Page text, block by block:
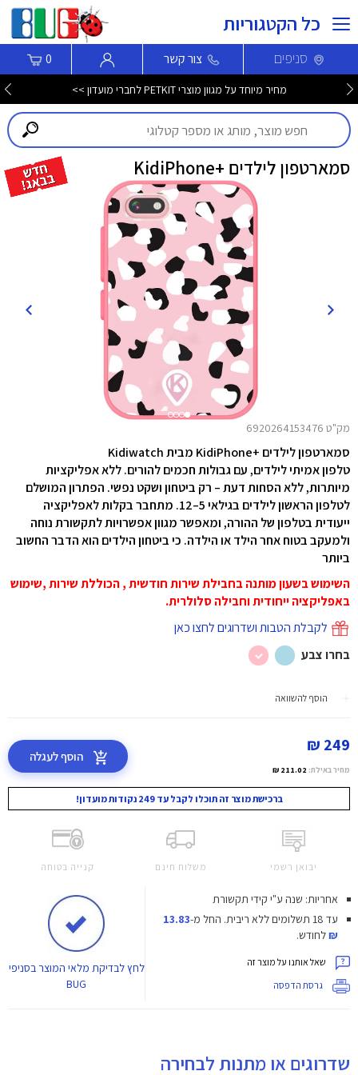
כל הקטגוריות
סניפים צור קשר 0
מחיר מיוחד על מגוון מוצרי PETKIT לחברי מועדון >>
סמארטפון לילדים +KidiPhone
מק"ט 6920264153476
סמארטפון לילדים +KidiPhone מבית Kidiwatch
טלפון אמיתי לילדים, עם גבולות חכמים להורים. ללא אפליקציות
מיותרות, ללא הסחות דעת – רק ביטחון ושקט נפשי. הפתרון המושלם
לטלפון הראשון לילדים בגילאי 5–12. מתחבר בקלות לאפליקציה
ייעודית בטלפון של ההורה, ומאפשר מגוון אפשרויות לתקשורת נוחה
ולמעקב בטוח אחר הילד או הילדה. כי ביטחון הילדים הוא הדבר החשוב
ביותר
השימוש בשעון מותנה בחבילת שירות חודשית , הכוללת שירות ,שימוש
באפליקציה ייחודית וחבילה סלולרית.
לקבלת הטבות ושדרוגים לחצו כאן
בחרו צבע
הוסף להשוואה
249 ₪
מחיר באילת: 211.02 ₪
הוסף לעגלה
ברכישת מוצר זה תוכלו לקבל עד 249 נקודות מועדון!
יבואן רשמי משלוח חינם קנייה בטוחה
אחריות: שנה ע"י קידי תקשורת
עד 18 תשלומים ללא ריבית.
החל מ-13.83
₪לחודש.
שאל אותנו על מוצר זה
גרסת הדפסה
לחץלבדיקת מלאי המוצר בסניפי
BUG
שדרוגים או מתנות לבחירה